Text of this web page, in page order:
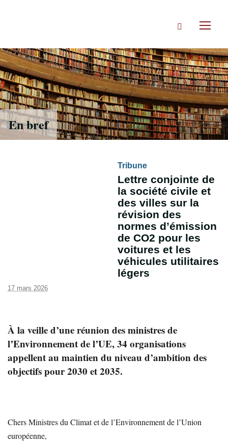
Rechercher
En bref
Tribune
Lettre conjointe de
la société civile et
des villes sur la
révision des
normes d’émission
de CO2 pour les
voitures et les
véhicules utilitaires
légers
17 mars 2026
À la veille d’une réunion des ministres de
l’Environnement de l’UE, 34 organisations
appellent au maintien du niveau d’ambition des
objectifs pour 2030 et 2035.
Chers Ministres du Climat et de l’Environnement de l’Union
européenne,